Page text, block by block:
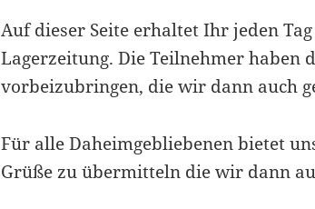
Auf dieser Seite erhaltet Ihr jeden
Lagerzeitung. Die Teilnehmer haben
vorbeizubringen, die wir dann auch
Für alle Daheimgebliebenen bietet
Grüße zu übermitteln die wir dann